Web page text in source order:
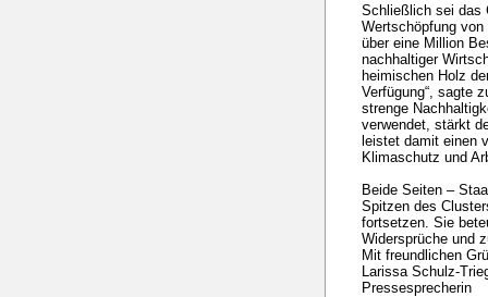
Schließlich sei das
Wertschöpfung
über eine Million
nachhaltiger
heimischen Holz
Verfügung“, sagte
strenge
verwendet, stärkt
leistet damit einen
Klimaschutz und
Beide Seiten –
Spitzen des
fortsetzen. Sie
Widersprüche und
Mit freundlichen
Larissa Schulz-
Pressesprecherin